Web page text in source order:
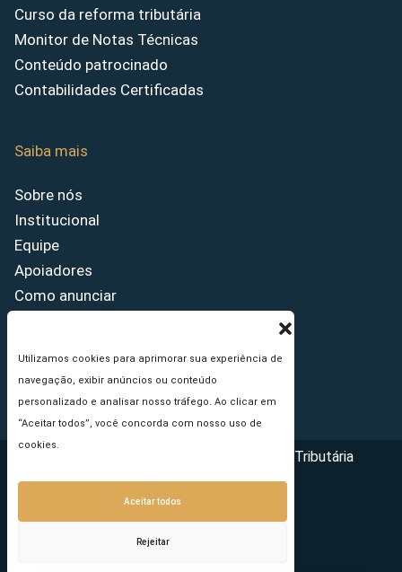
Utilizamos cookies para aprimorar sua experiência de
navegação, exibir anúncios ou conteúdo
personalizado e analisar nosso tráfego. Ao clicar em
“Aceitar todos”, você concorda com nosso uso de
cookies.
Aceitar todos
Rejeitar
Curso da reforma tributária
Monitor de Notas Técnicas
Conteúdo patrocinado
Contabilidades Certificadas
Saiba mais
Sobre nós
Institucional
Equipe
Apoiadores
Como anunciar
Princípios Editoriais
Copyright © 2026 - Portal da Reforma Tributária